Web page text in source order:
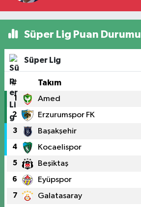
Süper Lig Puan Durumu
Süper Lig
# Takım
1 Amed
2 Erzurumspor FK
3 Başakşehir
4 Kocaelispor
5 Beşiktaş
6 Eyüpspor
7 Galatasaray